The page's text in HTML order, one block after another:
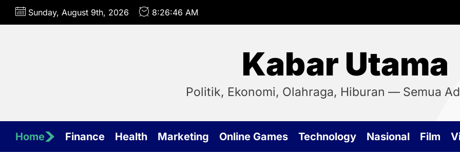
Skip
Sunday, August 9th, 2026 8:26:48 AM
Kabar Utama
Politik, Ekonomi, Olahraga, Hiburan — Semua
Home Finance Health Marketing Online Games Technology Nasional Film